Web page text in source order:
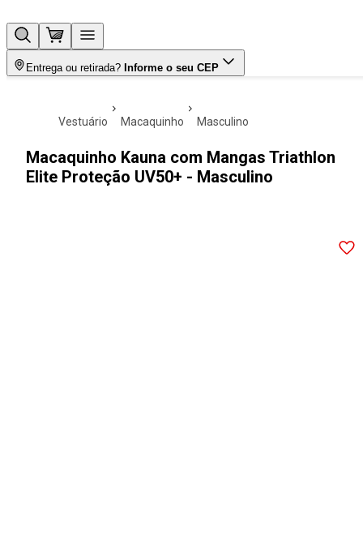
Entrega ou retirada? Informe o seu CEP
vestuário macaquinho masculino
Macaquinho Kauna com Mangas Triathlon
Elite Proteção UV50+ - Masculino